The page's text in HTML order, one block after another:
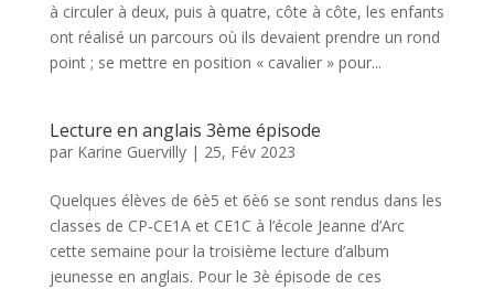
à circuler à deux, puis à quatre, côte à côte, les enfants
ont réalisé un parcours où ils devaient prendre un rond
point ; se mettre en position « cavalier » pour...
Lecture en anglais 3ème épisode
par Karine Guervilly| 25, Fév 2023
Quelques élèves de 6è5 et 6è6 se sont rendus dans les
classes de CP-CE1A et CE1C à l’école Jeanne d’Arc
cette semaine pour la troisième lecture d’album
jeunesse en anglais. Pour le 3è épisode de ces